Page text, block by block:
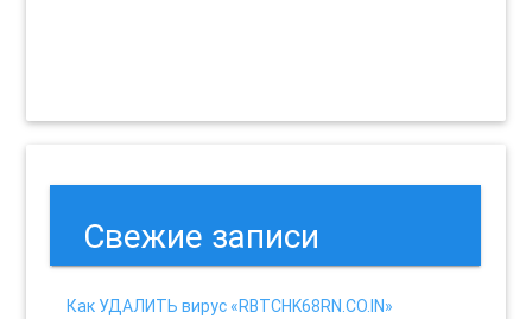
Свежие записи
Как УДАЛИТЬ вирус «RBTCHK68RN.CO.IN»